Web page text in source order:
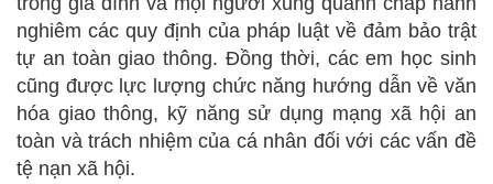
nghiêm các quy định của pháp luật về đảm bảo trật
tự an toàn giao thông. Đồng thời, các em học sinh
cũng được lực lượng chức năng hướng dẫn về văn
hóa giao thông, kỹ năng sử dụng mạng xã hội an
toàn và trách nhiệm của cá nhân đối với các vấn đề
tệ nạn xã hội.